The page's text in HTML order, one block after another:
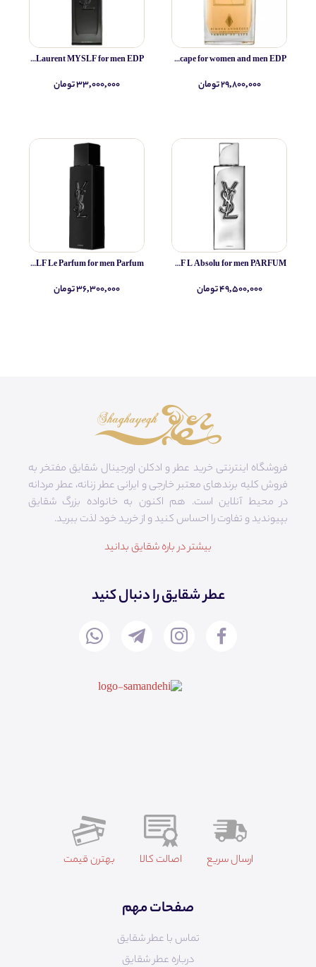
Simone Andreoli Tulum Junglescape for women and men EDP
۲۹,۸۰۰,۰۰۰ تومان
Yves Saint Laurent MYSLF L Absolu for men PARFUM
۴۹,۵۰۰,۰۰۰ تومان
Yves Saint Laurent MYSLF for men EDP
۳۳,۰۰۰,۰۰۰ تومان
Yves Saint Laurent MYSLF Le Parfum for men Parfum
۳۶,۳۰۰,۰۰۰ تومان
فروشگاه اینترنتی خرید عطر و ادکلن اورجینال شقایق مفتخر به
فروش کلیه برندهای معتبر خارجی و ایرانی عطر زنانه، عطر مردانه
در محیط آنلاین است. هم‌ اکنون به خانواده بزرگ شقایق
بپیوندید و تفاوت را احساس کنید و از خرید خود لذت ببرید.
بیشتر در باره شقایق بدانید
عطر شقایق را دنبال کنید
ارسال سریع اصالت کالا بهترن قیمت
صفحات مهم
تماس با عطر شقایق
درباره عطر شقایق